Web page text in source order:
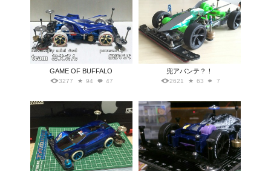
GAME OF BUFFALO
3277 94 47
兜アバンテ？！
2621 63 7